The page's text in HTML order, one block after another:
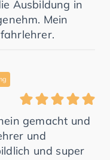
Ausbildung in
Mein
gemacht und
und
und super